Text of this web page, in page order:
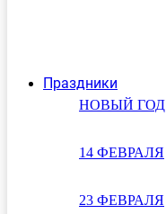
Праздники
НОВЫЙ ГОД
14 ФЕВРАЛЯ
23 ФЕВРАЛЯ